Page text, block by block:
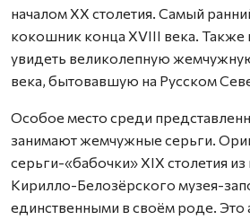
началом XX столетия. Самый
кокошник конца XVIII века. Также
увидеть великолепную
века, бытовавшую на Русском
Особое место среди
занимают жемчужные серьги.
серьги-«бабочки» XIX столетия
Кирилло-Белозёрского музея-
единственными в своём роде. Это